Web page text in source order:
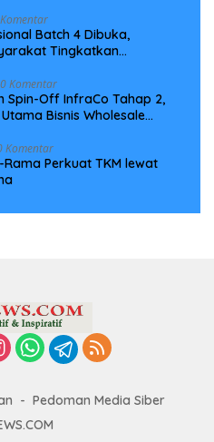
Batch 4 Dibuka,
Tingkatkan
0 Komentar
Spin-Off InfraCo Tahap 2,
Bisnis Wholesale
Komentar
Perkuat TKM lewat
Pedoman Media Siber